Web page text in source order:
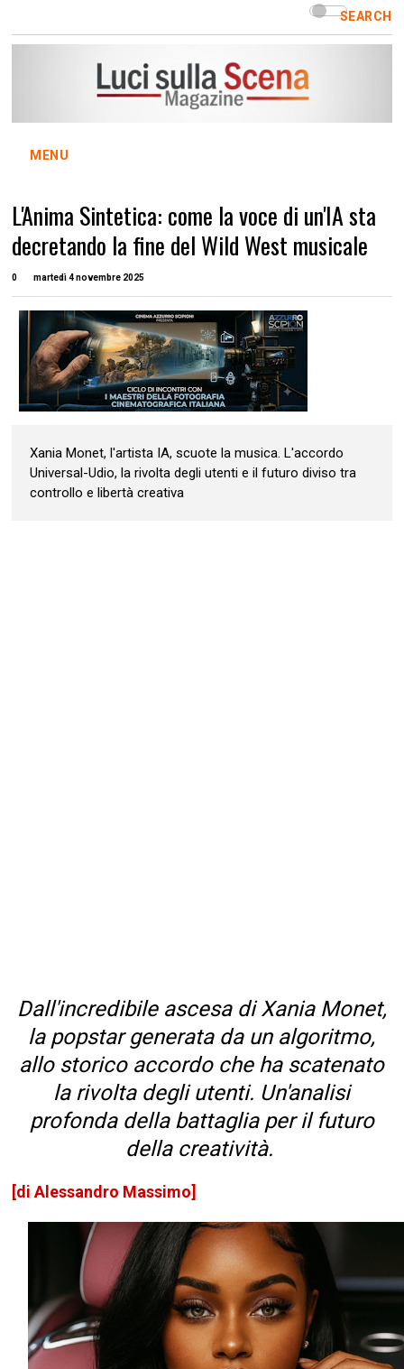
SEARCH
MENU
L'Anima Sintetica: come la voce di un'IA sta
decretando la fine del Wild West musicale
0 martedì 4 novembre 2025
Xania Monet, l'artista IA, scuote la musica. L'accordo
Universal-Udio, la rivolta degli utenti e il futuro diviso tra
controllo e libertà creativa
Dall'incredibile ascesa di Xania Monet,
la popstar generata da un algoritmo,
allo storico accordo che ha scatenato
la rivolta degli utenti. Un'analisi
profonda della battaglia per il futuro
della creatività.
[di Alessandro Massimo]